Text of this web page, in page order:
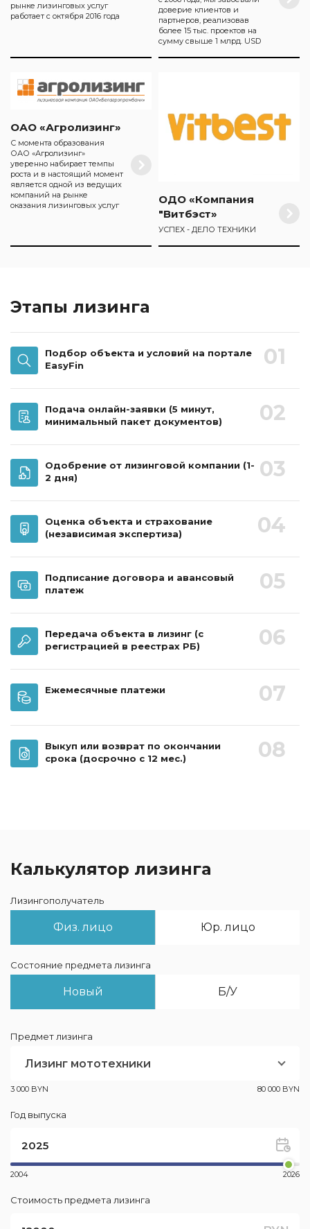
рынке лизинговых услуг
работает с октября 2016 года
доверие клиентов и
партнеров, реализовав
более 15 тыс. проектов на
сумму свыше 1 млрд. USD
ОАО «Агролизинг»
С момента образования
ОАО «Агролизинг»
уверенно набирает темпы
роста и в настоящий момент
является одной из ведущих
компаний на рынке
оказания лизинговых услуг
ОДО «Компания
"Витбэст»
УСПЕХ - ДЕЛО ТЕХНИКИ
Этапы лизинга
01
Подбор объекта и условий на портале
EasyFin
02
Подача онлайн-заявки (5 минут,
минимальный пакет документов)
03
Одобрение от лизинговой компании (1-
2 дня)
04
Оценка объекта и страхование
(независимая экспертиза)
05
Подписание договора и авансовый
платеж
06
Передача объекта в лизинг (с
регистрацией в реестрах РБ)
07
Ежемесячные платежи
08
Выкуп или возврат по окончании
срока (досрочно с 12 мес.)
Калькулятор лизинга
Лизингополучатель
Физ. лицо Юр. лицо
Состояние предмета лизинга
Новый Б/У
Предмет лизинга
Лизинг мототехники
3 000 BYN 80 000 BYN
Год выпуска
2004 2026
Стоимость предмета лизинга